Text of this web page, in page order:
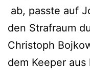
ab, passte auf
den Strafraum
Christoph
dem Keeper